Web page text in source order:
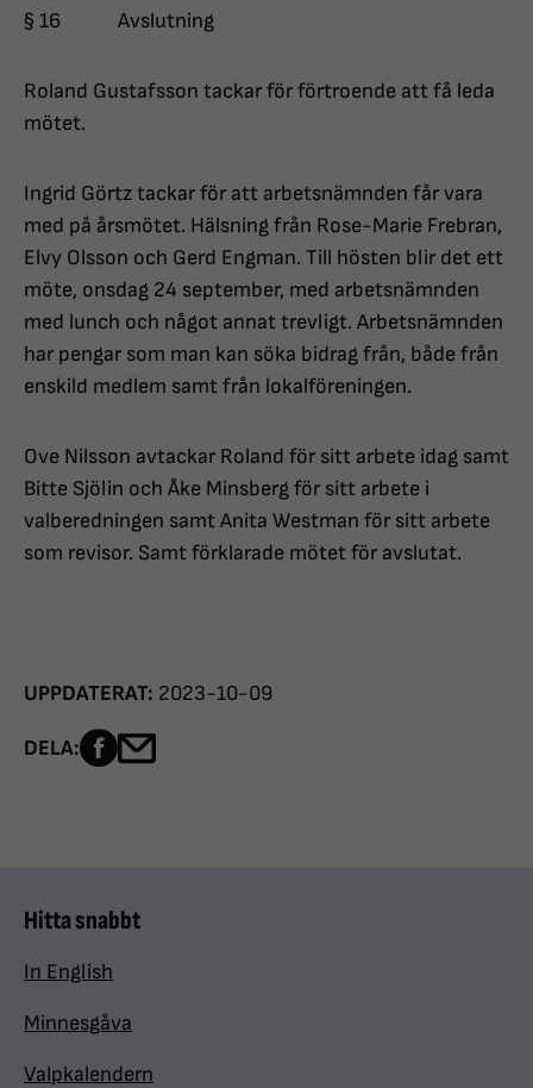
§ 16 Avslutning
Roland Gustafsson tackar för förtroende att få leda
mötet.
Ingrid Görtz tackar för att arbetsnämnden får vara
med på årsmötet. Hälsning från Rose-Marie Frebran,
Elvy Olsson och Gerd Engman. Till hösten blir det ett
möte, onsdag 24 september, med arbetsnämnden
med lunch och något annat trevligt. Arbetsnämnden
har pengar som man kan söka bidrag från, både från
enskild medlem samt från lokalföreningen.
Ove Nilsson avtackar Roland för sitt arbete idag samt
Bitte Sjölin och Åke Minsberg för sitt arbete i
valberedningen samt Anita Westman för sitt arbete
som revisor. Samt förklarade mötet för avslutat.
UPPDATERAT: 2023-10-09
DELA: Dela sidan på Facebook
Hitta snabbt
In English
Minnesgåva
Valpkalendern